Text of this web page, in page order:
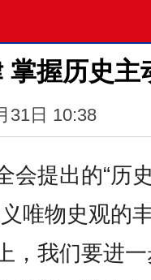
掌握历史主
31日 10:38
提出的“历
唯物史观的
，我们要进